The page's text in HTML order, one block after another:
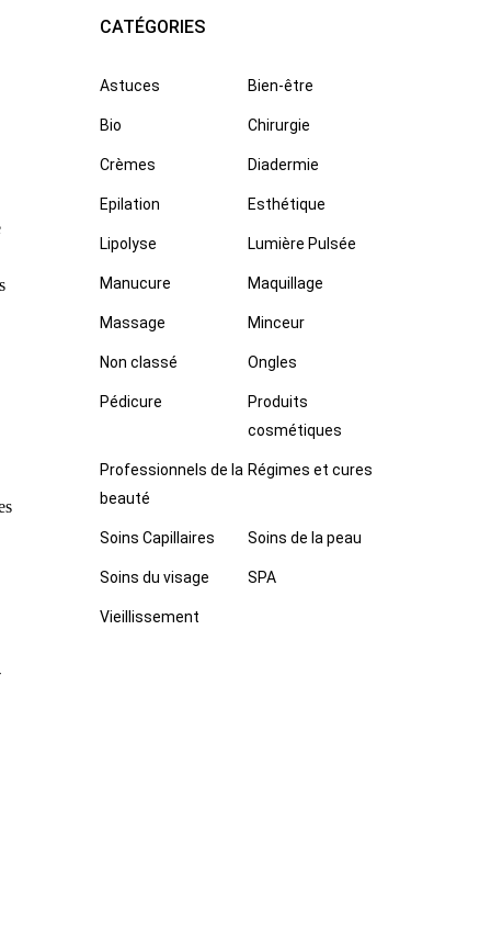
CATÉGORIES
Astuces Bien-être
Bio Chirurgie
Crèmes Diadermie
Epilation Esthétique
Lipolyse Lumière Pulsée
Manucure Maquillage
Massage Minceur
Non classé Ongles
Pédicure
Produits
cosmétiques
Professionnels de la
beauté
Régimes et cures
Soins Capillaires Soins de la peau
Soins du visage SPA
Vieillissement